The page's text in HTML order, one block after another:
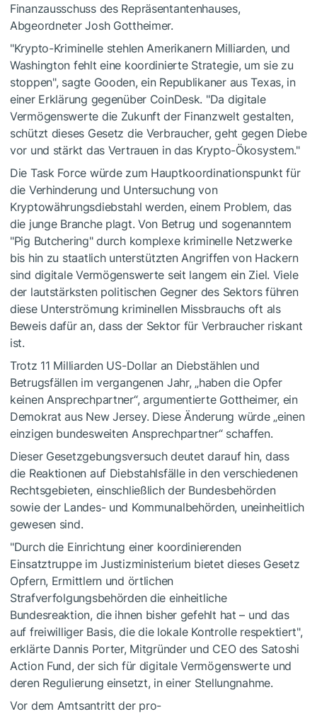
Finanzausschuss des Repräsentantenhauses,
Abgeordneter Josh Gottheimer.
"Krypto-Kriminelle stehlen Amerikanern Milliarden, und
Washington fehlt eine koordinierte Strategie, um sie zu
stoppen", sagte Gooden, ein Republikaner aus Texas, in
einer Erklärung gegenüber CoinDesk. "Da digitale
Vermögenswerte die Zukunft der Finanzwelt gestalten,
schützt dieses Gesetz die Verbraucher, geht gegen Diebe
vor und stärkt das Vertrauen in das Krypto-Ökosystem."
Die Task Force würde zum Hauptkoordinationspunkt für
die Verhinderung und Untersuchung von
Kryptowährungsdiebstahl werden, einem Problem, das
die junge Branche plagt. Von Betrug und sogenanntem
"Pig Butchering" durch komplexe kriminelle Netzwerke
bis hin zu staatlich unterstützten Angriffen von Hackern
sind digitale Vermögenswerte seit langem ein Ziel. Viele
der lautstärksten politischen Gegner des Sektors führen
diese Unterströmung kriminellen Missbrauchs oft als
Beweis dafür an, dass der Sektor für Verbraucher riskant
ist.
Trotz 11 Milliarden US-Dollar an Diebstählen und
Betrugsfällen im vergangenen Jahr, „haben die Opfer
keinen Ansprechpartner“, argumentierte Gottheimer, ein
Demokrat aus New Jersey. Diese Änderung würde „einen
einzigen bundesweiten Ansprechpartner“ schaffen.
Dieser Gesetzgebungsversuch deutet darauf hin, dass
die Reaktionen auf Diebstahlsfälle in den verschiedenen
Rechtsgebieten, einschließlich der Bundesbehörden
sowie der Landes- und Kommunalbehörden, uneinheitlich
gewesen sind.
"Durch die Einrichtung einer koordinierenden
Einsatztruppe im Justizministerium bietet dieses Gesetz
Opfern, Ermittlern und örtlichen
Strafverfolgungsbehörden die einheitliche
Bundesreaktion, die ihnen bisher gefehlt hat – und das
auf freiwilliger Basis, die die lokale Kontrolle respektiert",
erklärte Dannis Porter, Mitgründer und CEO des Satoshi
Action Fund, der sich für digitale Vermögenswerte und
deren Regulierung einsetzt, in einer Stellungnahme.
Vor dem Amtsantritt der pro-